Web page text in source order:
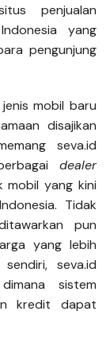
penjualan
yang
pengunjung
mobil baru
disajikan
seva.id
dealer
mobil yang kini
Tidak
pun
yang lebih
seva.id
sistem
kredit dapat